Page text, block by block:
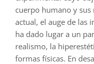
cuerpo humano y
actual, el auge de las
ha dado lugar a un
realismo, la
formas físicas. En